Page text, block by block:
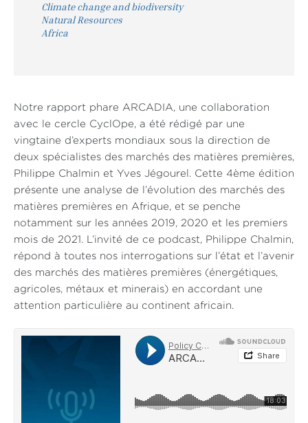
Climate change and biodiversity
Natural Resources
Africa
Notre rapport phare ARCADIA, une collaboration
avec le cercle CyclOpe, a été rédigé par une
vingtaine d’experts mondiaux sous la direction de
deux spécialistes des marchés des matières premières,
Philippe Chalmin et Yves Jégourel. Cette 4ème édition
présente une analyse de l’évolution des marchés des
matières premières en Afrique, et se penche
notamment sur les années 2019, 2020 et les premiers
mois de 2021. L’invité de ce podcast, Philippe Chalmin,
répond à toutes nos interrogations sur l’état et l’avenir
des marchés des matières premières (énergétiques,
agricoles, métaux et minerais) en accordant une
attention particulière au continent africain.